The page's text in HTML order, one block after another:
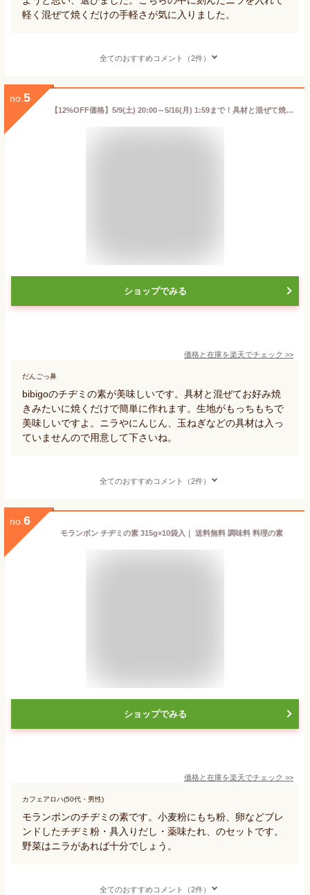
軽く混ぜて焼くだけの手軽さが気に入りました。
全てのおすすめコメント（2件）
no. 5
【12%OFF価格】5/9(土) 20:00～5/16(月) 1:59まで！具材と混ぜて焼くだけで本格チヂミ！ bibigo チヂミの素 2人前 2個セット 時短 簡単調理 チヂミ ビビゴ 韓国料理 ネコポス 常温 公式 買いまわり 買い回り 1000円 CJ CJFOODS
ショップでみる
価格と在庫を楽天でチェック >>
だんごっ鼻
bibigoのチヂミの素が美味しいです。具材と混ぜてお好み焼
きみたいに焼くだけで簡単に作れます。生地がもっちもちで
美味しいですよ。ニラやにんじん、玉ねぎなどの具材は入っ
ていませんので用意して下さいね。
全てのおすすめコメント（2件）
no. 6
モランボン チヂミの素 315g×10袋入｜ 送料無料 調味料 料理の素
ショップでみる
価格と在庫を楽天でチェック >>
カフェアロハ(50代・男性)
モランボンのチヂミの素です。小麦粉にもち粉、卵などブレ
ンドしたチヂミ粉・具入りだし・薬味たれ、のセットです。
野菜はニラがあれば十分でしょう。
全てのおすすめコメント（2件）